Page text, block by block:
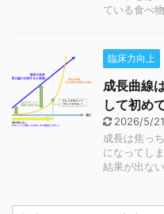
ている食べ
臨床力向上
成長曲線
して初め
2026/5/21
成長は焦っ
になってし
結果が出な